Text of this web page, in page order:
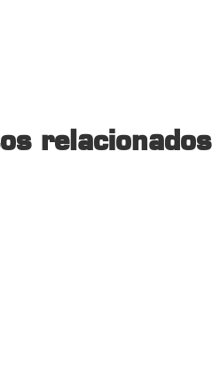
relacionados